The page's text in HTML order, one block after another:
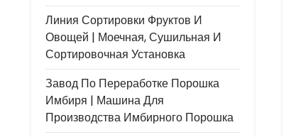
Линия Сортировки Фруктов И
Овощей | Моечная, Сушильная И
Сортировочная Установка
Завод По Переработке Порошка
Имбиря | Машина Для
Производства Имбирного Порошка